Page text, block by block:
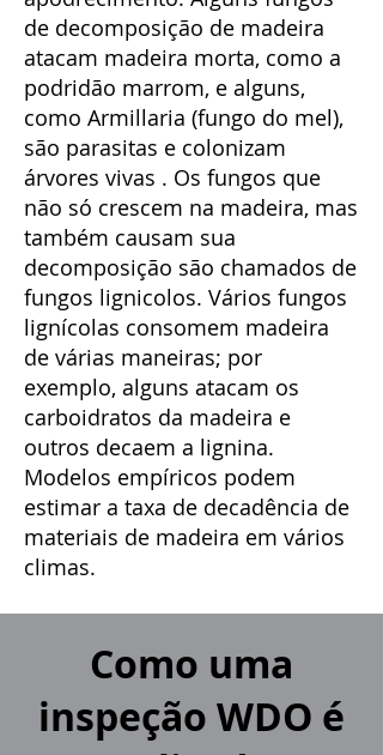
de decomposição de madeira
atacam madeira morta, como a
podridão marrom, e alguns,
como Armillaria (fungo do mel),
são parasitas e colonizam
árvores vivas . Os fungos que
não só crescem na madeira, mas
também causam sua
decomposição são chamados de
fungos lignicolos. Vários fungos
lignícolas consomem madeira
de várias maneiras; por
exemplo, alguns atacam os
carboidratos da madeira e
outros decaem a lignina.
Modelos empíricos podem
estimar a taxa de decadência de
materiais de madeira em vários
climas.
Como uma
inspeção WDO é